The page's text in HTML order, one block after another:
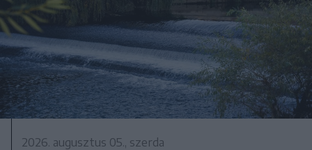
2026. augusztus 05., szerda